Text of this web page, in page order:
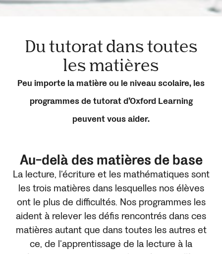
Du tutorat dans toutes
les matières
Peu importe la matière ou le niveau scolaire, les
programmes de tutorat d’Oxford Learning
peuvent vous aider.
Au-delà des matières de base
La lecture, l’écriture et les mathématiques sont
les trois matières dans lesquelles nos élèves
ont le plus de difficultés. Nos programmes les
aident à relever les défis rencontrés dans ces
matières autant que dans toutes les autres et
ce, de l’apprentissage de la lecture à la